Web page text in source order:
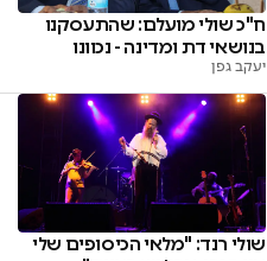
ח"כ שולי מועלם: שהתעסקנו
בנושאי דת ומדינה - נכוונו
יעקב גפן
שולי רנד: "מלאי הכיסופים שלי